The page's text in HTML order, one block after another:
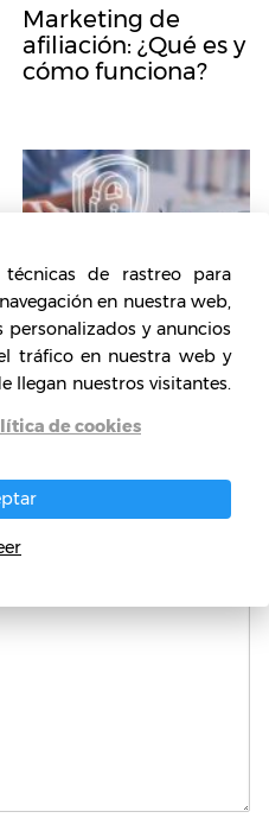
Marketing de
afiliación: ¿Qué es y
cómo funciona?
Formas de prevenir
un ciberataque en
tu negocio
no será publicada.
de rastreo para
en nuestra web,
y anuncios
tráfico en nuestra web y
llegan nuestros visitantes.
de cookies